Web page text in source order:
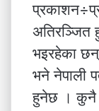
अतिरञ्जित
भइरहेका
भने नेपाली
हुनेछ । कुनै